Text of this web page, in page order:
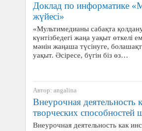
Доклад по информатике
жүйесі»
«Мультимедианы сабақта
күнтізбедегі жаңа уақыт өткелі
мәнін жаңаша түсінуге,
уақыт. Әсіресе, бүгін біз өз…
Автор: angalina
Внеурочная деятельность
творческих способностей
Внеурочная деятельность как